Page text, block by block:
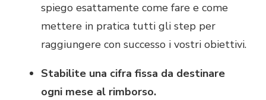
spiego esattamente come fare e come
mettere in pratica tutti gli step per
raggiungere con successo i vostri obiettivi.
Stabilite una cifra fissa da destinare
ogni mese al rimborso.